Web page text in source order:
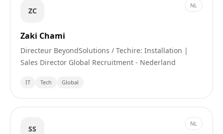
ZC
NL
Zaki Chami
Directeur BeyondSolutions / Techire: Installation |
Sales Director Global Recruitment - Nederland
IT Tech Global
SS
NL